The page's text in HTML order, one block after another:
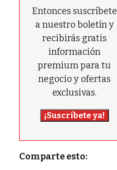
Entonces suscríbete
a nuestro boletín y
recibirás gratis
información
premium para tu
negocio y ofertas
exclusivas.
¡Suscríbete ya!
Comparte esto: